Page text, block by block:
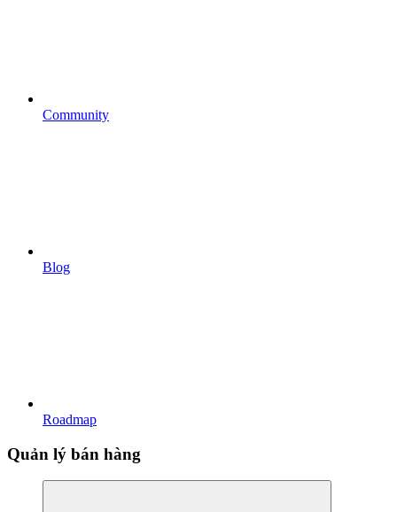
Community
Blog
Roadmap
Quản lý bán hàng